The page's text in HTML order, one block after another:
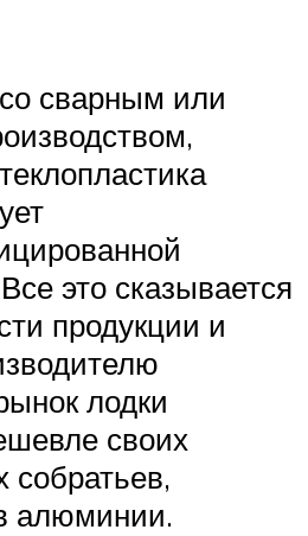
сварным или
это сказывается
продукции и
лодки
своих
собратьев,
алюминии.